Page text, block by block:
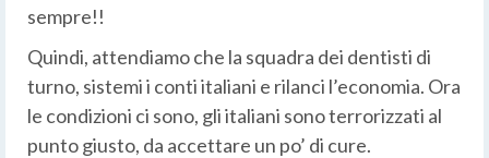
sempre!!
Quindi, attendiamo che la squadra dei dentisti di
turno, sistemi i conti italiani e rilanci l’economia. Ora
le condizioni ci sono, gli italiani sono terrorizzati al
punto giusto, da accettare un po’ di cure.